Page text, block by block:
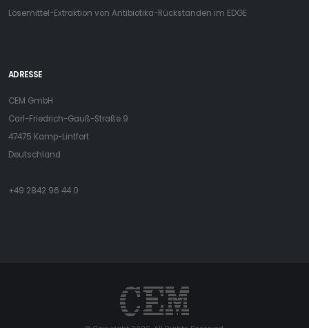
Lösemittel-Extraktion von Antibiotika-Rückstanden im EDGE
ADRESSE
CEM GmbH
Carl-Friedrich-Gauß-Straße 9
47475 Kamp-Lintfort
Deutschland
+49 2842 96 44 0